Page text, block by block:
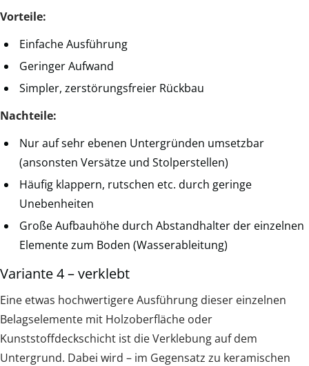
Vorteile:
Einfache Ausführung
Geringer Aufwand
Simpler, zerstörungsfreier Rückbau
Nachteile:
Nur auf sehr ebenen Untergründen umsetzbar
(ansonsten Versätze und Stolperstellen)
Häufig klappern, rutschen etc. durch geringe
Unebenheiten
Große Aufbauhöhe durch Abstandhalter der einzelnen
Elemente zum Boden (Wasserableitung)
Variante 4 – verklebt
Eine etwas hochwertigere Ausführung dieser einzelnen
Belagselemente mit Holzoberfläche oder
Kunststoffdeckschicht ist die Verklebung auf dem
Untergrund. Dabei wird – im Gegensatz zu keramischen